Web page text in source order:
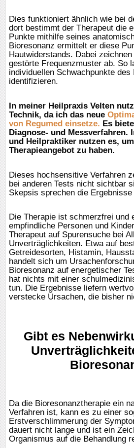
Dies funktioniert ähnlich wie bei
dort bestimmt der Therapeut die
Punkte mithilfe seines
Bioresonanz ermittelt er diese
Hautwiderstands. Dabei
gestörte Frequenzmuster ab. So
individuellen Schwachpunkte des
identifizieren.
In meiner Heilpraxis Velten
Technik, da ich das neue
von Regumed einsetze. Es
Diagnose- und Messverfahren.
und Heilpraktiker nutzen es,
Therapieangebot zu haben.
Dieses hochsensitive Verfahren
bei anderen Tests nicht sichtbar
Skepsis sprechen die
Die Therapie ist schmerzfrei und
empfindliche Personen und
Therapeut auf Spurensuche bei
Unverträglichkeiten. Etwa auf
Getreidesorten, Histamin,
handelt sich um
Bioresonanz auf energetischer
hat nichts mit einer
tun. Die Ergebnisse liefern
verstecke Ursachen, die bisher
Gibt es
Da die Bioresonanztherapie ein
Verfahren ist, kann es zu einer
Erstverschlimmerung der
dauert nicht lange und ist ein
Organismus auf die Behandlung